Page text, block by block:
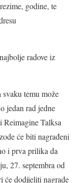
godine, te
radove iz
svaku temu može
jedan rad jedne
Reimagine Talksa
će biti nagrađeni
i prva prilika da
27. septembra od
će dodijeliti nagrade